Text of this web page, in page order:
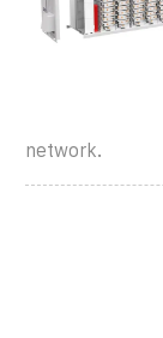
network.